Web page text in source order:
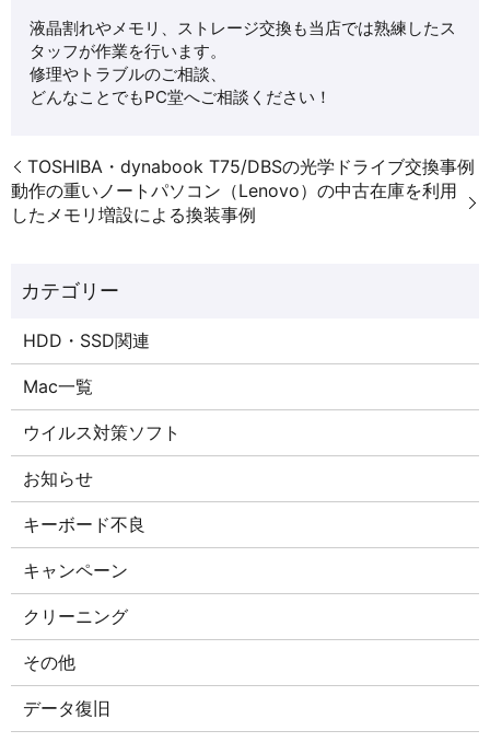
液晶割れやメモリ、ストレージ交換も当店では熟練したス
タッフが作業を行います。
修理やトラブルのご相談、
どんなことでもPC堂へご相談ください！
TOSHIBA・dynabook T75/DBSの光学ドライブ交換事例
動作の重いノートパソコン（Lenovo）の中古在庫を利用
したメモリ増設による換装事例
HDD・SSD関連
Mac一覧
ウイルス対策ソフト
お知らせ
キーボード不良
キャンペーン
クリーニング
その他
データ復旧